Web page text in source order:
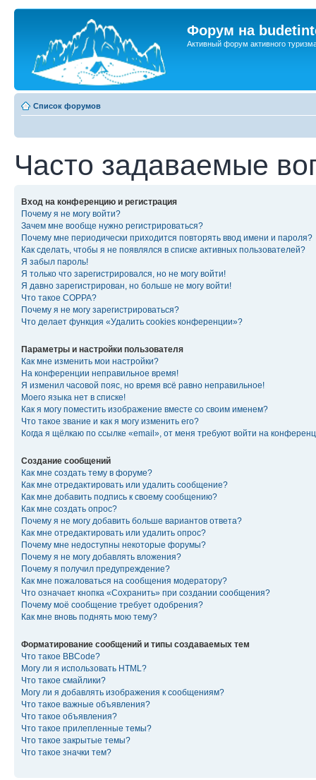
Форум на
Активный форум активного
Список форумов
Часто задаваемые
Вход на конференцию и регистрация
Почему я не могу войти?
Зачем мне вообще нужно регистрироваться?
Почему мне периодически приходится повторять ввод имени и пароля?
Как сделать, чтобы я не появлялся в списке активных пользователей?
Я забыл пароль!
Я только что зарегистрировался, но не могу войти!
Я давно зарегистрирован, но больше не могу войти!
Что такое COPPA?
Почему я не могу зарегистрироваться?
Что делает функция «Удалить cookies конференции»?
Параметры и настройки пользователя
Как мне изменить мои настройки?
На конференции неправильное время!
Я изменил часовой пояс, но время всё равно неправильное!
Моего языка нет в списке!
Как я могу поместить изображение вместе со своим именем?
Что такое звание и как я могу изменить его?
Когда я щёлкаю по ссылке «email», от меня требуют войти на
Создание сообщений
Как мне создать тему в форуме?
Как мне отредактировать или удалить сообщение?
Как мне добавить подпись к своему сообщению?
Как мне создать опрос?
Почему я не могу добавить больше вариантов ответа?
Как мне отредактировать или удалить опрос?
Почему мне недоступны некоторые форумы?
Почему я не могу добавлять вложения?
Почему я получил предупреждение?
Как мне пожаловаться на сообщения модератору?
Что означает кнопка «Сохранить» при создании сообщения?
Почему моё сообщение требует одобрения?
Как мне вновь поднять мою тему?
Форматирование сообщений и типы создаваемых тем
Что такое BBCode?
Могу ли я использовать HTML?
Что такое смайлики?
Могу ли я добавлять изображения к сообщениям?
Что такое важные объявления?
Что такое объявления?
Что такое прилепленные темы?
Что такое закрытые темы?
Что такое значки тем?